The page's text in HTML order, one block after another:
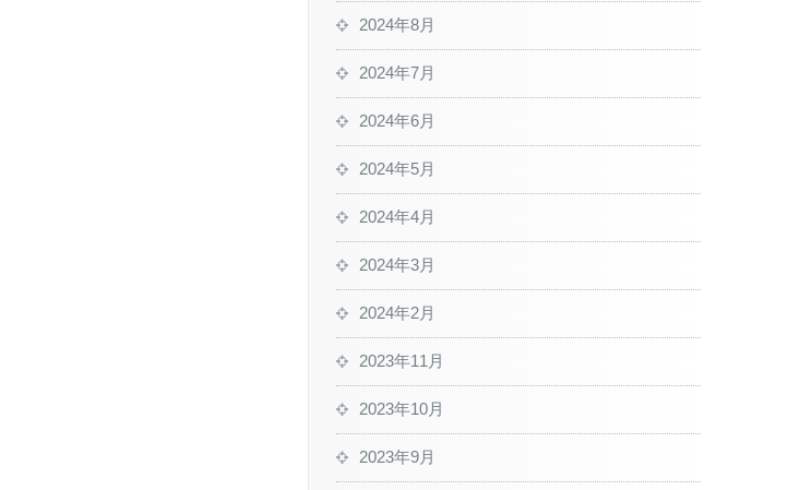
2024年8月
2024年7月
2024年6月
2024年5月
2024年4月
2024年3月
2024年2月
2023年11月
2023年10月
2023年9月